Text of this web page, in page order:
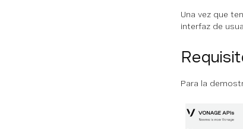
Una vez que
interfaz de
Para la